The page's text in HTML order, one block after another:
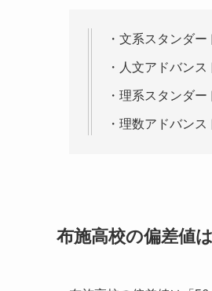
・文系スタンダ
・人文アドバン
・理系スタンダ
・理数アドバン
布施高校の偏差値